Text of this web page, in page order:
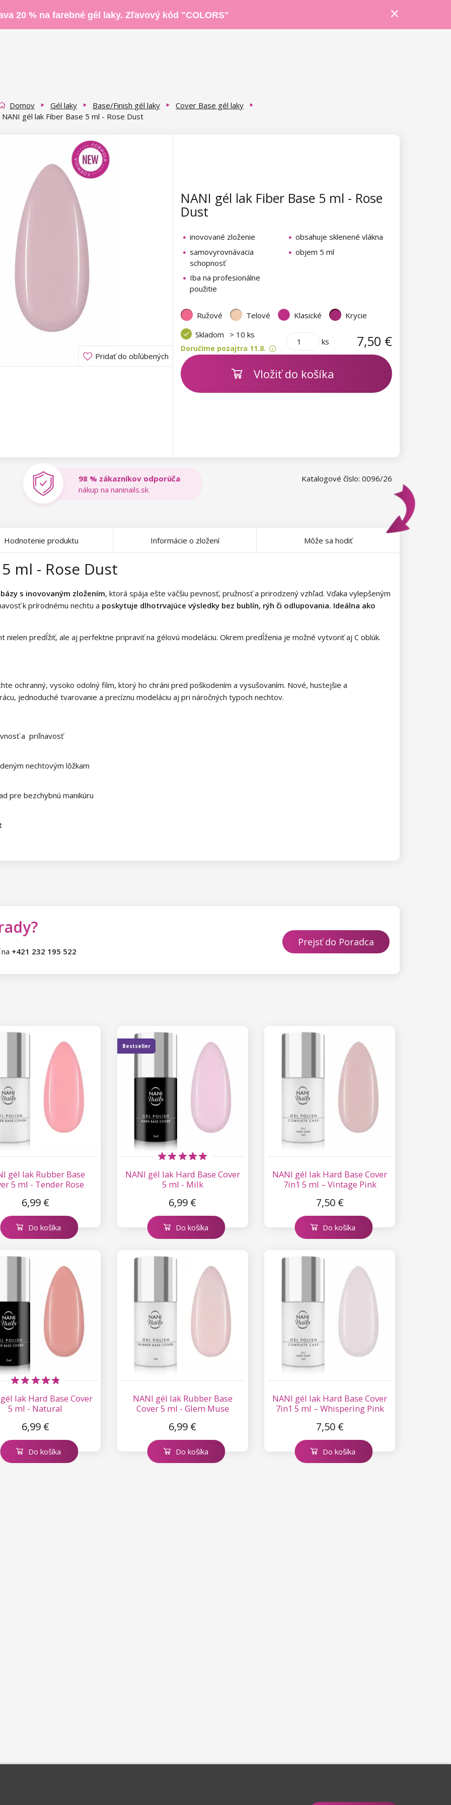
20 % na farebné gél laky. Zľavový kód "COLORS"
Domov Gél laky Base/Finish gél laky
Cover Base gél laky
NANI gél lak Fiber Base 5 ml - Rose Dust
Pridať do obľúbených
NANI gél lak Fiber Base 5 ml - Rose
Dust
inovované zloženie
obsahuje sklenené vlákna
samovyrovnávacia
schopnosť
objem 5 ml
Iba na profesionálne
použitie
Ružové Telové Klasické
Krycie
Skladom
> 10 ks
Doručíme pozajtra 11.8.
ks 7,50 €
Vložiť do košíka
Katalogové číslo: 0096/26
98 % zákazníkov odporúča
nákup na naninails.sk
ml - Rose Dust
s inovovaným zložením, ktorá spája ešte väčšiu pevnosť, pružnosť a prirodzený vzhľad. Vďaka vylepšeným
k prírodnému nechtu a poskytuje dlhotrvajúce výsledky bez bublín, rýh či odlupovania. Ideálna ako
nielen predĺžiť, ale aj perfektne pripraviť na gélovú modeláciu. Okrem predĺženia je možné vytvoriť aj C oblúk.
ochranný, vysoko odolný film, ktorý ho chráni pred poškodením a vysušovaním. Nové, hustejšie a
jednoduché tvarovanie a precíznu modeláciu aj pri náročných typoch nechtov.
a priľnavosť
nechtovým lôžkam
pre bezchybnú manikúru
Hodnotenie produktu Informácie o zložení Môže sa hodiť
+421 232 195 522
Prejsť do Poradca
gél lak Rubber Base
5 ml - Tender Rose
6,99 €
Do košíka
NANI gél lak Hard Base Cover
5 ml - Milk
6,99 €
Bestseller
Do košíka
NANI gél lak Hard Base Cover
7in1 5 ml – Vintage Pink
7,50 €
Do košíka
lak Hard Base Cover
5 ml - Natural
6,99 €
Do košíka
NANI gél lak Rubber Base
Cover 5 ml - Glem Muse
6,99 €
Do košíka
NANI gél lak Hard Base Cover
7in1 5 ml – Whispering Pink
7,50 €
Do košíka